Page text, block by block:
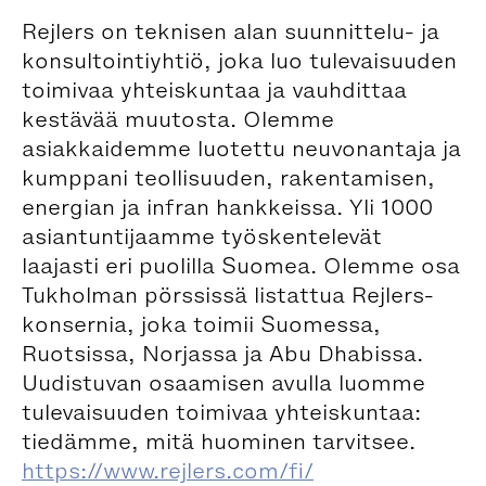
Rejlers on teknisen alan suunnittelu- ja
konsultointiyhtiö, joka luo tulevaisuuden
toimivaa yhteiskuntaa ja vauhdittaa
kestävää muutosta. Olemme
asiakkaidemme luotettu neuvonantaja ja
kumppani teollisuuden, rakentamisen,
energian ja infran hankkeissa. Yli 1000
asiantuntijaamme työskentelevät
laajasti eri puolilla Suomea. Olemme osa
Tukholman pörssissä listattua Rejlers-
konsernia, joka toimii Suomessa,
Ruotsissa, Norjassa ja Abu Dhabissa.
Uudistuvan osaamisen avulla luomme
tulevaisuuden toimivaa yhteiskuntaa:
tiedämme, mitä huominen tarvitsee.
https://www.rejlers.com/fi/